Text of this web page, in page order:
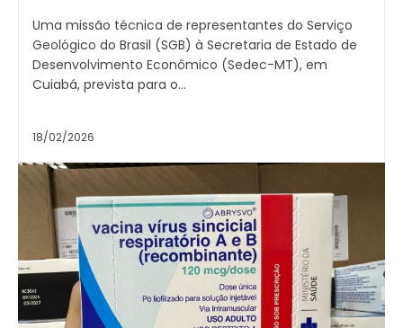
Uma missão técnica de representantes do Serviço
Geológico do Brasil (SGB) à Secretaria de Estado de
Desenvolvimento Econômico (Sedec-MT), em
Cuiabá, prevista para o...
18/02/2026